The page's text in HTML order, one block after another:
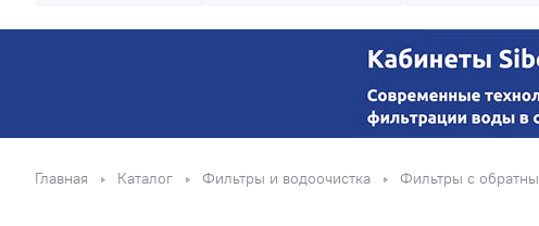
Главная Каталог Фильтры и водоочистка Фильтры с